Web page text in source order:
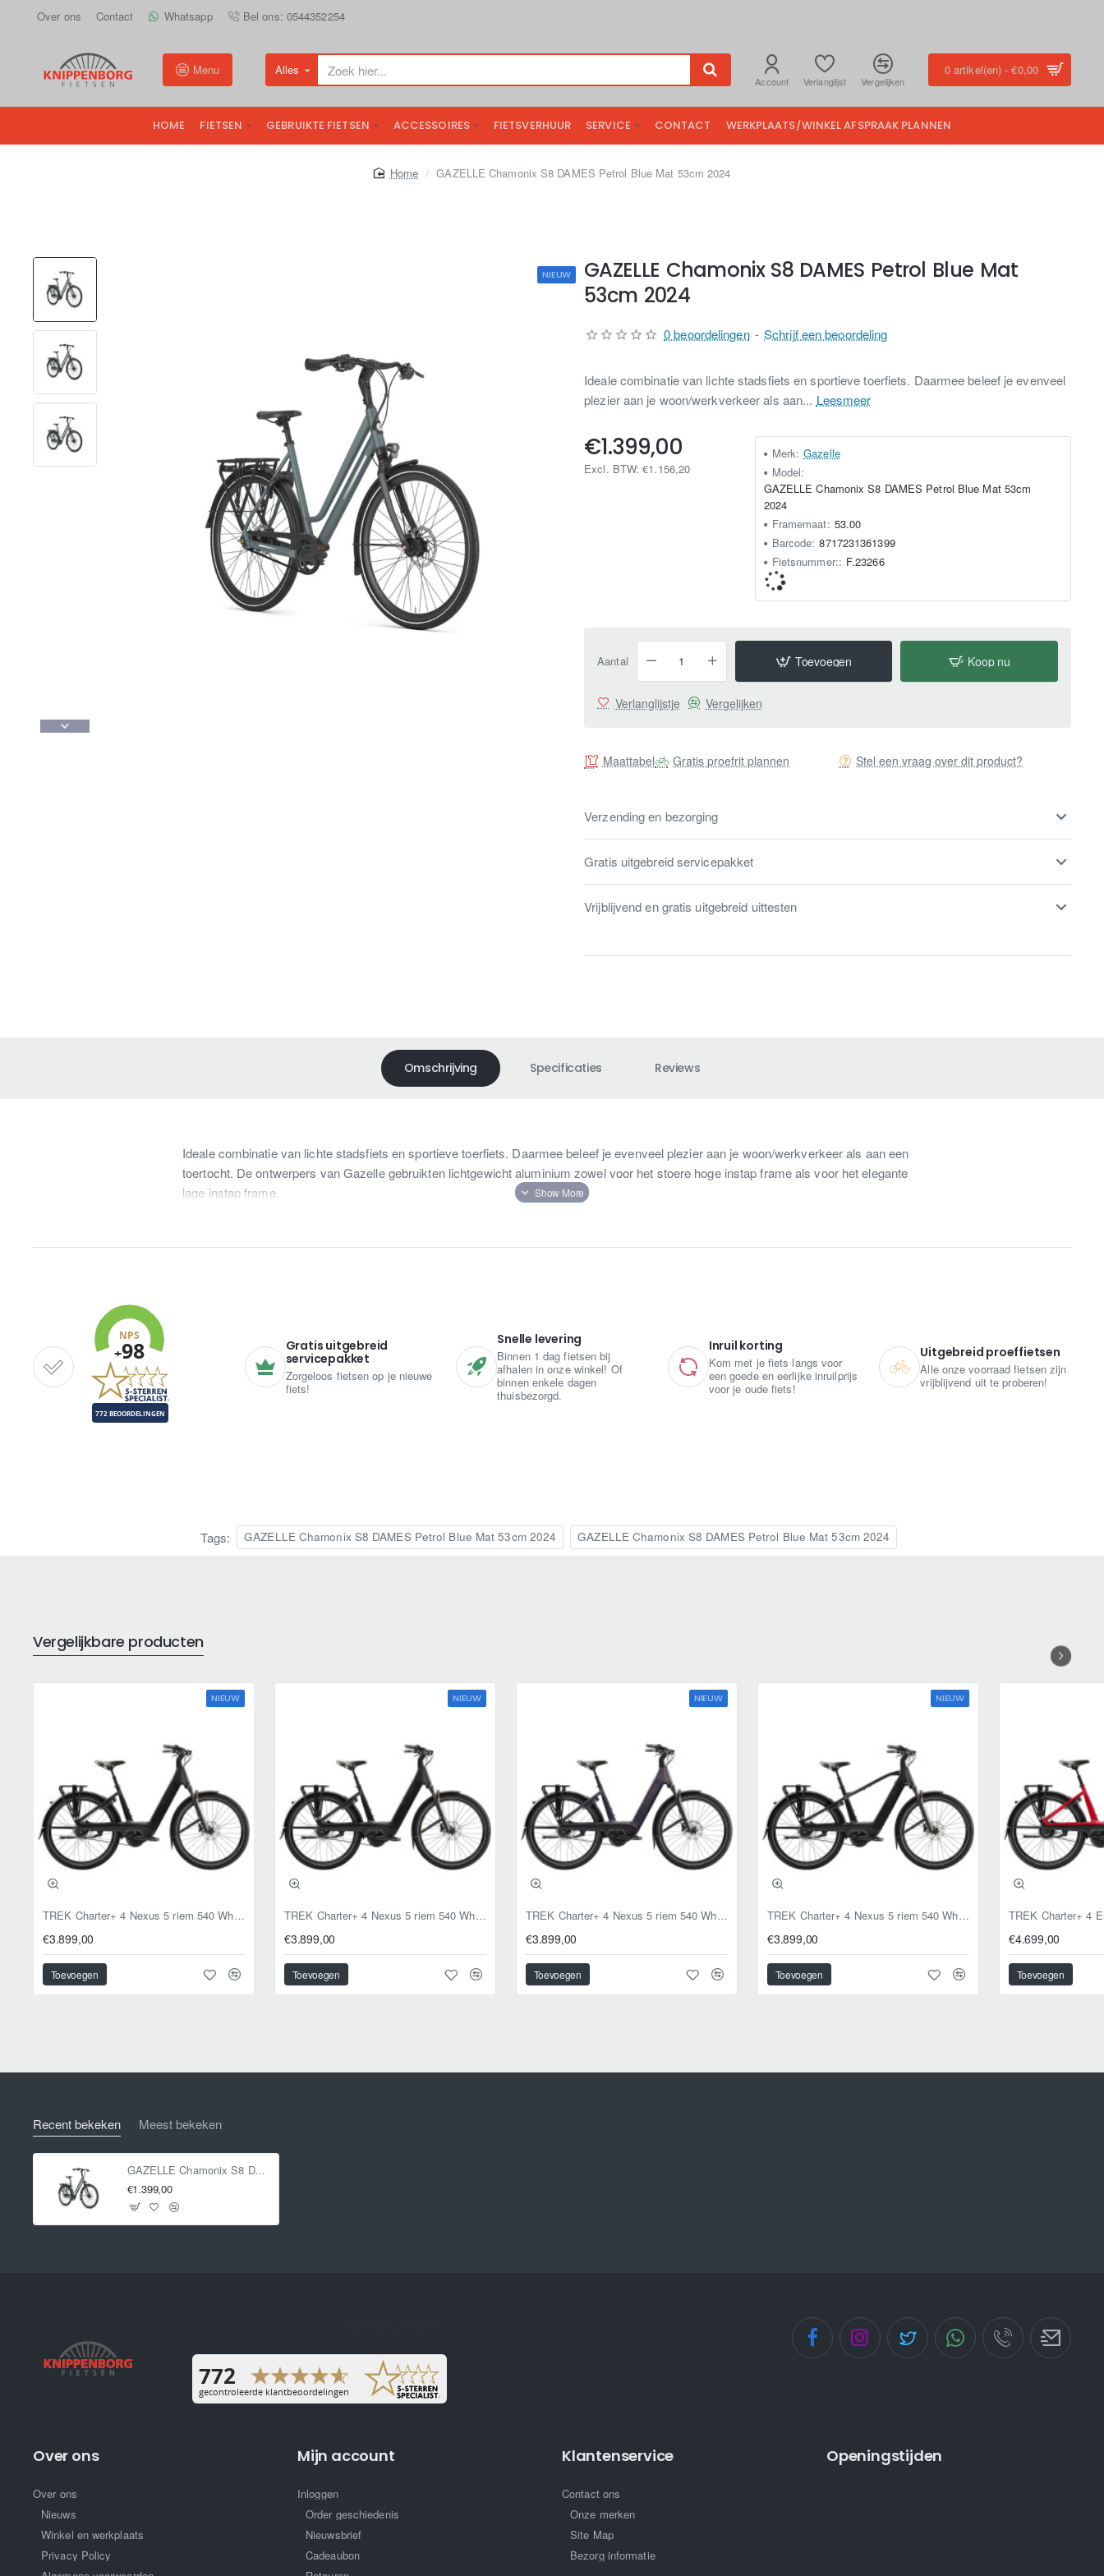
Over ons Contact Whatsapp Bel ons: 0544352254
Menu Alles
Zoek
Account Verlanglijst Vergelijken
0 artikel(en) - €0,00
HOME FIETSEN GEBRUIKTE FIETSEN ACCESSOIRES FIETSVERHUUR SERVICE CONTACT WERKPLAATS/WINKEL AFSPRAAK PLANNEN
homeGAZELLE Chamonix S8 DAMES Petrol Blue Mat 53cm 2024
NIEUW
GAZELLE Chamonix S8 DAMES Petrol Blue Mat
53cm 2024
Ideale combinatie van lichte stadsfiets en sportieve toerfiets. Daarmee beleef je evenveel
plezier aan je woon/werkverkeer als aan... Leesmeer
0 beoordelingen - Schrijf een beoordeling
€1.399,00
Excl. BTW: €1.156,20
Merk: Gazelle
Model:
GAZELLE Chamonix S8 DAMES Petrol Blue Mat 53cm
2024
Framemaat: 53.00
Barcode: 8717231361399
Fietsnummer:: F.23266
Aantal Toevoegen Koop nu
Verlanglijstje Vergelijken
Maattabel Gratis proefrit plannen Stel een vraag over dit product?
Verzending en bezorging
Gratis uitgebreid servicepakket
Vrijblijvend en gratis uitgebreid uittesten
Omschrijving Specificaties Reviews
Ideale combinatie van lichte stadsfiets en sportieve toerfiets. Daarmee beleef je evenveel plezier aan je woon/werkverkeer als aan een
toertocht. De ontwerpers van Gazelle gebruikten lichtgewicht aluminium zowel voor het stoere hoge instap frame als voor het elegante
lage instap frame.
Gratis uitgebreid
servicepakket
Zorgeloos fietsen op je nieuwe
fiets!
Snelle levering
Binnen 1 dag fietsen bij
afhalen in onze winkel! Of
binnen enkele dagen
thuisbezorgd.
Inruil korting
Kom met je fiets langs voor
een goede en eerlijke inruilprijs
voor je oude fiets!
Uitgebreid proeffietsen
Alle onze voorraad fietsen zijn
vrijblijvend uit te proberen!
Tags: GAZELLE Chamonix S8 DAMES Petrol Blue Mat 53cm 2024 GAZELLE Chamonix S8 DAMES Petrol Blue Mat 53cm 2024
Vergelijkbare producten
NIEUW
TREK Charter+ 4 Nexus 5 riem 540 Wh Lowstep DARKWEB XL 59cm XL 2026
€3.899,00
Toevoegen
NIEUW
TREK Charter+ 4 Nexus 5 riem 540 Wh Lowstep DARKWEB L 53cm L 2026
€3.899,00
Toevoegen
NIEUW
TREK Charter+ 4 Nexus 5 riem 540 Wh Lowstep COVELLITE BLUE M 50cm M 2026
€3.899,00
Toevoegen
NIEUW
TREK Charter+ 4 Nexus 5 riem 540 Wh DARK WEB XL 59cm XL 2026
€3.899,00
Toevoegen
€4.699,00
Toevoegen
Recent bekeken Meest bekeken
GAZELLE Chamonix S8 DAMES Petrol Blue Mat 53cm 2024
€1.399,00
Over ons
Over ons
Nieuws
Winkel en werkplaats
Privacy Policy
Mijn account
Inloggen
Order geschiedenis
Nieuwsbrief
Cadeaubon
Klantenservice
Contact ons
Onze merken
Site Map
Bezorg informatie
Openingstijden